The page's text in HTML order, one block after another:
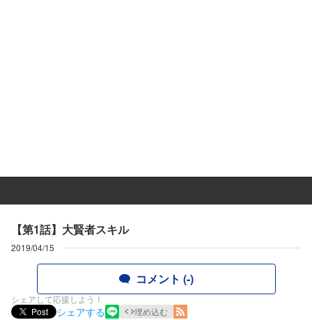
【第1話】大賢者スキル
2019/04/15
コメント (-)
シェアして応援しよう！
Post
シェアする 埋め込む